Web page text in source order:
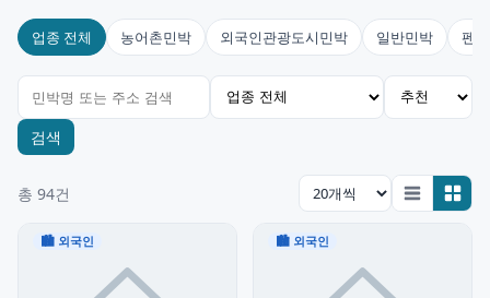
업종 전체 농어촌민박 외국인관광도시민박 일반민박 펜션
검색
총 94건
🏙 외국인 🏙 외국인